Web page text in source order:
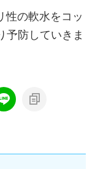
性の軟水をコッ
予防していきま